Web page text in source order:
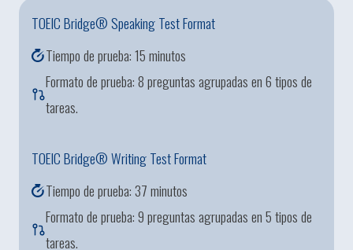
TOEIC Bridge® Speaking Test Format
Tiempo de prueba: 15 minutos
Formato de prueba: 8 preguntas agrupadas en 6 tipos de
tareas.
TOEIC Bridge® Writing Test Format
Tiempo de prueba: 37 minutos
Formato de prueba: 9 preguntas agrupadas en 5 tipos de
tareas.